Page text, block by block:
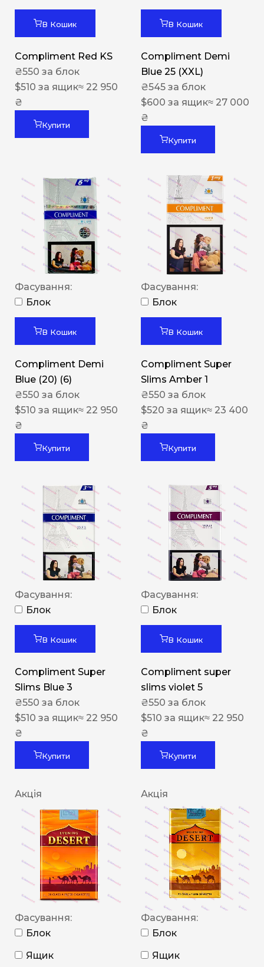
В Кошик
Compliment Red KS
₴550 за блок
$510 за ящик≈ 22 950
₴
Купити
В Кошик
Compliment Demi
Blue 25 (XXL)
₴545 за блок
$600 за ящик≈ 27 000
₴
Купити
Фасування:
Блок
В Кошик
Compliment Demi
Blue (20) (6)
₴550 за блок
$510 за ящик≈ 22 950
₴
Купити
Фасування:
Блок
В Кошик
Compliment Super
Slims Amber 1
₴550 за блок
$520 за ящик≈ 23 400
₴
Купити
Фасування:
Блок
В Кошик
Compliment Super
Slims Blue 3
₴550 за блок
$510 за ящик≈ 22 950
₴
Купити
Фасування:
Блок
В Кошик
Compliment super
slims violet 5
₴550 за блок
$510 за ящик≈ 22 950
₴
Купити
Акція
Фасування:
Блок
Ящик
Акція
Фасування:
Блок
Ящик